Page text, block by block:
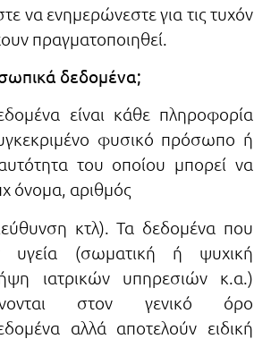
να ενημερώνεστε για τις τυχόν
πραγματοποιηθεί.
δεδομένα;
είναι κάθε πληροφορία
φυσικό πρόσωπο ή
του οποίου μπορεί να
όνομα, αριθμός
κτλ). Τα δεδομένα που
υγεία (σωματική ή ψυχική
ιατρικών υπηρεσιών κ.α.)
στον γενικό όρο
αλλά αποτελούν ειδική